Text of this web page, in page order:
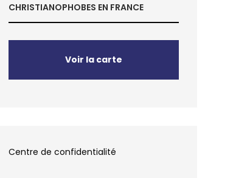
CHRISTIANOPHOBES EN FRANCE
Voir la carte
Centre de confidentialité